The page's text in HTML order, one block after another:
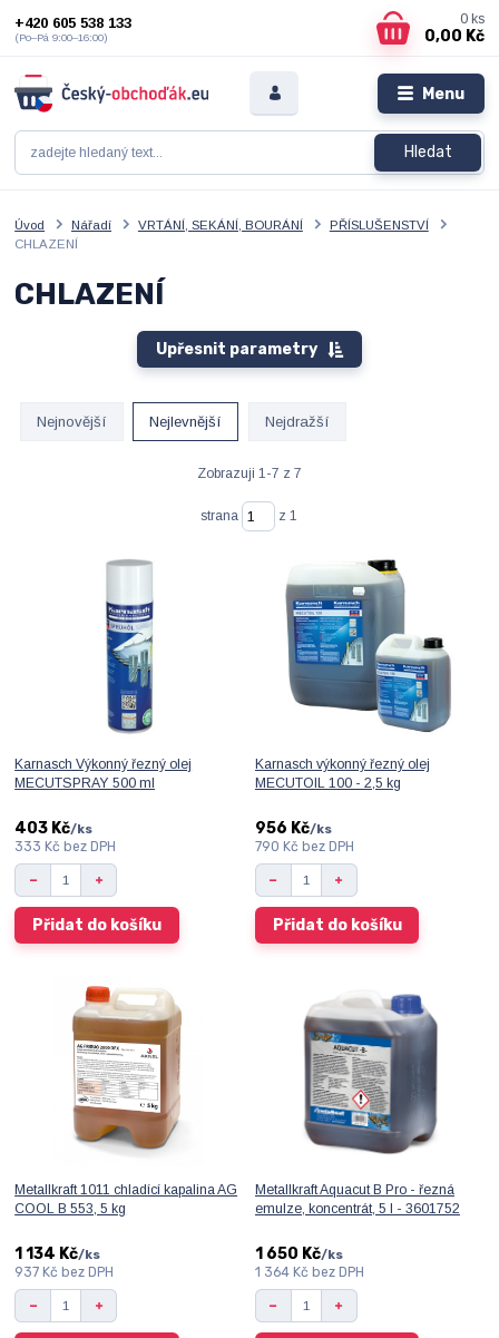
Menu
Hledat
+420 605 538 133
(Po–Pá 9:00–16:00)
0 ks
0,00 Kč
Úvod Nářadí VRTÁNÍ, SEKÁNÍ, BOURÁNÍ
PŘÍSLUŠENSTVÍ
CHLAZENÍ
CHLAZENÍ
Upřesnit parametry
Nejnovější Nejlevnější Nejdražší
Zobrazuji 1-7 z 7
strana z 1
Karnasch Výkonný řezný olej
MECUTSPRAY 500 ml
403 Kč/ks
333 Kč bez DPH
Přidat do košíku
Karnasch výkonný řezný olej
MECUTOIL 100 - 2,5 kg
956 Kč/ks
790 Kč bez DPH
Přidat do košíku
Metallkraft 1011 chladící kapalina AG
COOL B 553, 5 kg
1 134 Kč/ks
937 Kč bez DPH
Metallkraft Aquacut B Pro - řezná
emulze, koncentrát, 5 l - 3601752
1 650 Kč/ks
1 364 Kč bez DPH